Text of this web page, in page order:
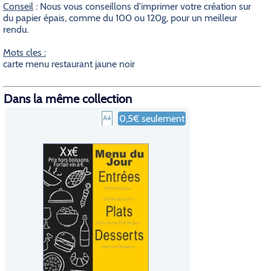
Conseil : Nous vous conseillons d'imprimer votre création sur
du papier épais, comme du 100 ou 120g, pour un meilleur
rendu.
Mots cles :
carte menu restaurant jaune noir
Dans la même collection
0,5€ seulement